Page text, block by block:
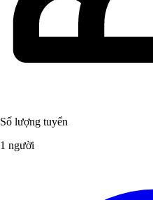
Số lượng tuyển
1 người